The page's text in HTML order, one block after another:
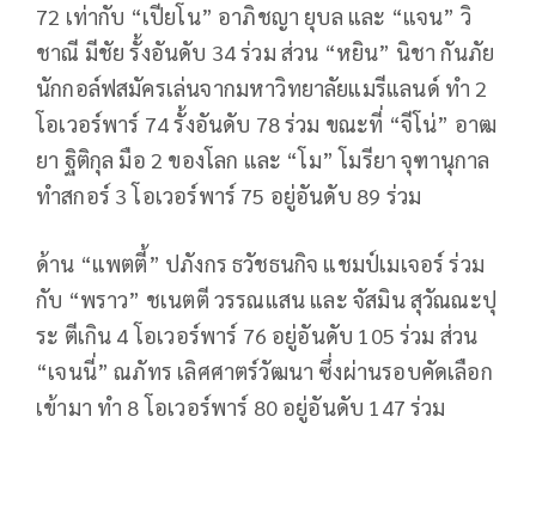
72 เท่ากับ “เปียโน” อาภิชญา ยุบล และ “แจน” วิ
ชาณี มีชัย รั้งอันดับ 34 ร่วม ส่วน “หยิน” นิชา กันภัย
นักกอล์ฟสมัครเล่นจากมหาวิทยาลัยแมรีแลนด์ ทำ 2
โอเวอร์พาร์ 74 รั้งอันดับ 78 ร่วม ขณะที่ “จีโน่” อาฒ
ยา ฐิติกุล มือ 2 ของโลก และ “โม” โมรียา จุฑานุกาล
ทำสกอร์ 3 โอเวอร์พาร์ 75 อยู่อันดับ 89 ร่วม
ด้าน “แพตตี้” ปภังกร ธวัชธนกิจ แชมป์เมเจอร์ ร่วม
กับ “พราว” ชเนตตี วรรณแสน และ จัสมิน สุวัณณะปุ
ระ ตีเกิน 4 โอเวอร์พาร์ 76 อยู่อันดับ 105 ร่วม ส่วน
“เจนนี่” ณภัทร เลิศศาตร์วัฒนา ซึ่งผ่านรอบคัดเลือก
เข้ามา ทำ 8 โอเวอร์พาร์ 80 อยู่อันดับ 147 ร่วม